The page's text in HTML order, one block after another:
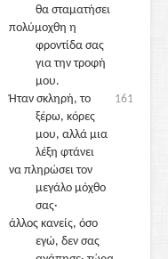
θα σταματήσει
πολύμοχθη η
φροντίδα σας
για την τροφή
μου.
1615
Ήταν σκληρή, το
ξέρω, κόρες
μου, αλλά μια
λέξη φτάνει
να πληρώσει τον
μεγάλο μόχθο
σας·
άλλος κανείς, όσο
εγώ, δεν σας